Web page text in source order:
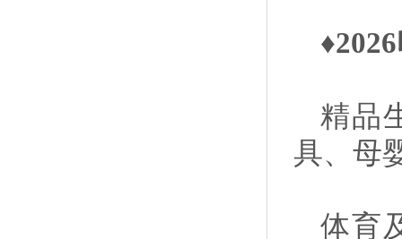
♦
精品
具、母
体育